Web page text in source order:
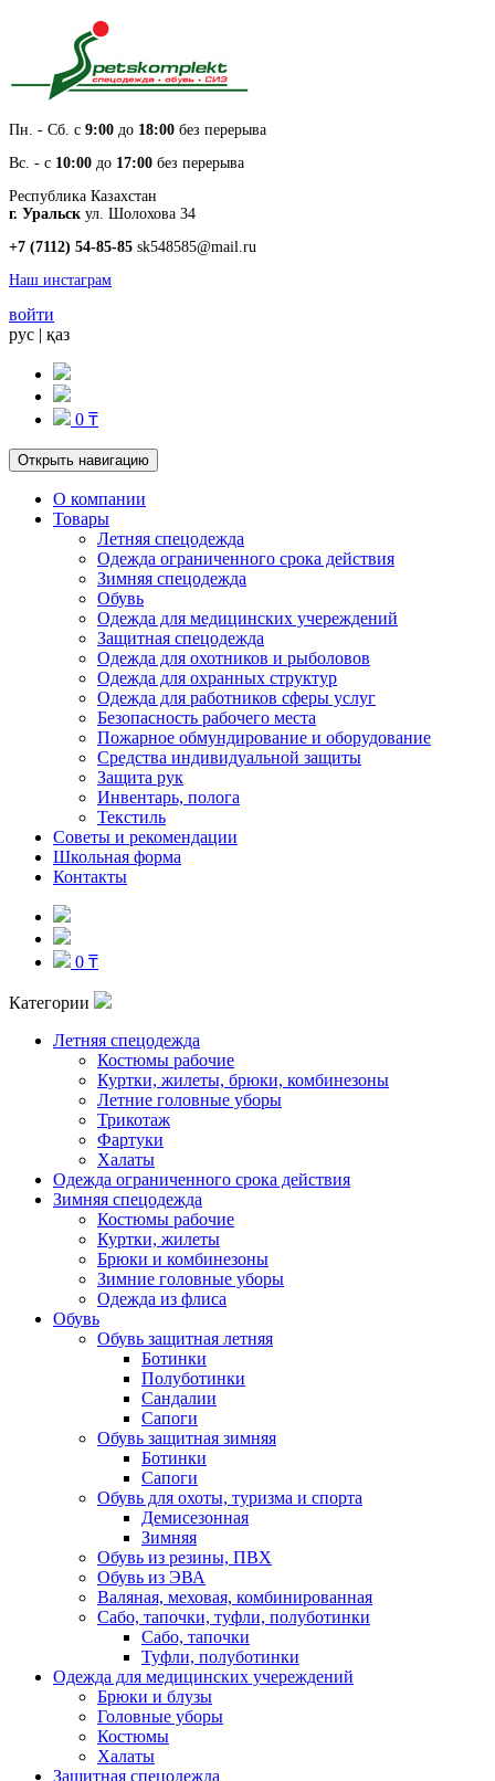
Пн. - Cб. с 9:00 до 18:00 без перерыва
Вс. - с 10:00 до 17:00 без перерыва
Республика Казахстан
г. Уральск ул. Шолохова 34
+7 (7112) 54-85-85 sk548585@mail.ru
Наш инстаграм
войти
рус | қаз
0 ₸
Открыть навигацию
О компании
Товары
Летняя спецодежда
Одежда ограниченного срока действия
Зимняя спецодежда
Обувь
Одежда для медицинских учереждений
Защитная спецодежда
Одежда для охотников и рыболовов
Одежда для охранных структур
Одежда для работников сферы услуг
Безопасность рабочего места
Пожарное обмундирование и оборудование
Средства индивидуальной защиты
Защита рук
Инвентарь, полога
Текстиль
Советы и рекомендации
Школьная форма
Контакты
0 ₸
Категории
Летняя спецодежда
Костюмы рабочие
Куртки, жилеты, брюки, комбинезоны
Летние головные уборы
Трикотаж
Фартуки
Халаты
Одежда ограниченного срока действия
Зимняя спецодежда
Костюмы рабочие
Куртки, жилеты
Брюки и комбинезоны
Зимние головные уборы
Одежда из флиса
Обувь
Обувь защитная летняя
Ботинки
Полуботинки
Сандалии
Сапоги
Обувь защитная зимняя
Ботинки
Сапоги
Обувь для охоты, туризма и спорта
Демисезонная
Зимняя
Обувь из резины, ПВХ
Обувь из ЭВА
Валяная, меховая, комбинированная
Сабо, тапочки, туфли, полуботинки
Сабо, тапочки
Туфли, полуботинки
Одежда для медицинских учереждений
Брюки и блузы
Головные уборы
Костюмы
Халаты
Защитная спецодежда